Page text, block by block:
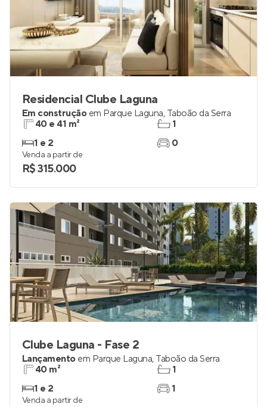
Residencial Clube Laguna
Em construção em Parque Laguna, Taboão da Serra
40 e 41 m²
1 e 2
1
0
Venda a partir de
R$ 315.000
Clube Laguna - Fase 2
Lançamento em Parque Laguna, Taboão da Serra
40 m²
1 e 2
1
1
Venda a partir de